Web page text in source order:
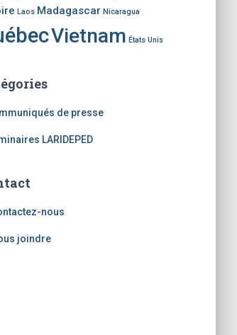
Laos Madagascar Nicaragua
Vietnam États Unis
de presse
LARIDEPED
nous
joindre